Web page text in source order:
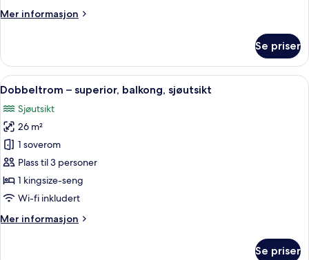
superior,
Mer informasjon
Mer
eller
tomannsrom
–
sjøvendt
Se priser
Åpne
alle
bildene
av
Dobbeltrom
–
superior,
balkong,
Dobbeltrom – superior, balkong,
9
Dobbeltrom – superior, balkong, sjøutsikt
Sjøutsikt
26 m²
1 soverom
Plass til 3 personer
1 kingsize-seng
Wi-fi inkludert
Mer informasjon
Mer
Se priser